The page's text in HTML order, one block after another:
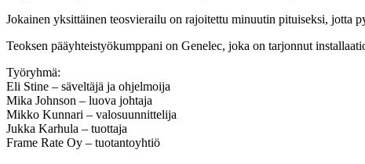
Jokainen yksittäinen teosvierailu on rajoitettu minuutin pituiseksi, jotta
Teoksen pääyhteistyökumppani on Genelec, joka on tarjonnut
Työryhmä:
Eli Stine – säveltäjä ja ohjelmoija
Mika Johnson – luova johtaja
Mikko Kunnari – valosuunnittelija
Jukka Karhula – tuottaja
Frame Rate Oy – tuotantoyhtiö